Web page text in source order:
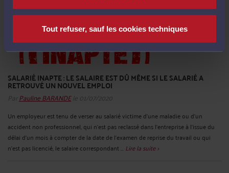
Tout refuser, sauf les cookies techniques
SALARIÉ INAPTE : LE SALAIRE EST DÛ MÊME SI LE SALARIÉ A
RETROUVÉ UN NOUVEL EMPLOI
Par Pauline BARANDEle 01/07/2020
Un employeur est tenu de verser au salarié victime d’une maladie ou d’un
accident non professionnel, qui n’est pas reclassé dans l’entreprise à l’issue du
délai d’un mois à compter de la date de l’examen de reprise du travail ou qui
n’est pas licencié, le salaire correspondant ... Lire la suite >